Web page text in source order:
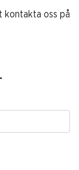
kontakta oss på